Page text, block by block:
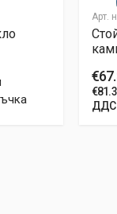
Арт.
ДДС